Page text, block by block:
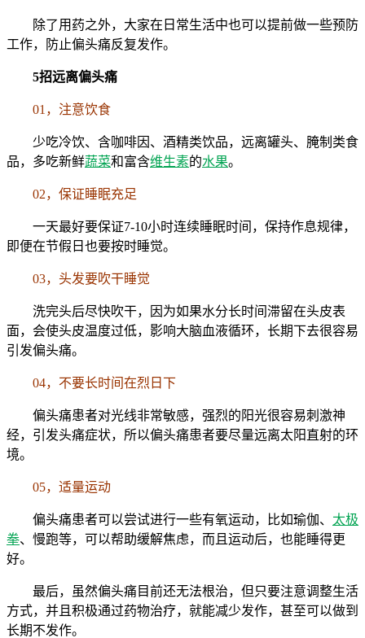
除了用药之外，大家在日常生活中也可以提前做一些预防
工作，防止偏头痛反复发作。
5招远离偏头痛
01，注意饮食
少吃冷饮、含咖啡因、酒精类饮品，远离罐头、腌制类食
品，多吃新鲜蔬菜和富含维生素的水果。
02，保证睡眠充足
一天最好要保证7-10小时连续睡眠时间，保持作息规律，
即便在节假日也要按时睡觉。
03，头发要吹干睡觉
洗完头后尽快吹干，因为如果水分长时间滞留在头皮表
面，会使头皮温度过低，影响大脑血液循环，长期下去很容易
引发偏头痛。
04，不要长时间在烈日下
偏头痛患者对光线非常敏感，强烈的阳光很容易刺激神
经，引发头痛症状，所以偏头痛患者要尽量远离太阳直射的环
境。
05，适量运动
偏头痛患者可以尝试进行一些有氧运动，比如瑜伽、 太极
拳、慢跑等，可以帮助缓解焦虑，而且运动后，也能睡得更
好。
最后，虽然偏头痛目前还无法根治，但只要注意调整生活
方式，并且积极通过药物治疗，就能减少发作，甚至可以做到
长期不发作。